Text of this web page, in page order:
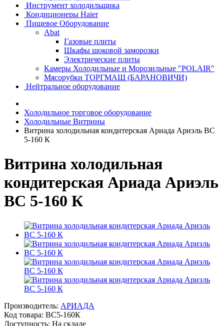
Инструмент холодильщика
Кондиционеры Haier
Пищевое Оборудование
Abat
Газовые плиты
Шкафы шоковой заморозки
Электрические плиты
Камеры Холодильные и Морозильные "POLAIR"
Мясорубки ТОРГМАШ (БАРАНОВИЧИ)
Нейтральное оборудование
Холодильное торговое оборудование
Холодильные Витрины
Витрина холодильная кондитерская Ариада Ариэль ВС
5-160 К
Витрина холодильная
кондитерская Ариада Ариэль
ВС 5-160 К
Производитель: АРИАДА
Код товара: ВС5-160К
Доступность: На складе